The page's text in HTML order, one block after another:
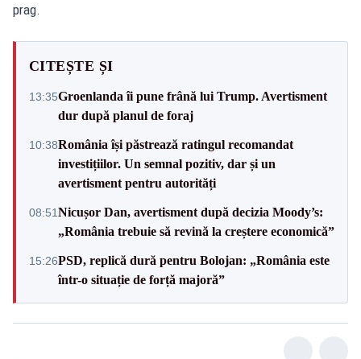
prag.
CITEȘTE ȘI
13:35Groenlanda îi pune frână lui Trump. Avertisment
dur după planul de foraj
10:38România își păstrează ratingul recomandat
investițiilor. Un semnal pozitiv, dar și un
avertisment pentru autorități
08:51Nicușor Dan, avertisment după decizia Moody’s:
„România trebuie să revină la creștere economică”
15:26PSD, replică dură pentru Bolojan: „România este
într-o situație de forță majoră”